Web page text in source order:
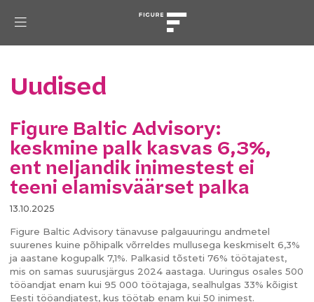
Uudised
Figure Baltic Advisory:
keskmine palk kasvas 6,3%,
ent neljandik inimestest ei
teeni elamisväärset palka
13.10.2025
Figure Baltic Advisory tänavuse palgauuringu andmetel
suurenes kuine põhipalk võrreldes mullusega keskmiselt 6,3%
ja aastane kogupalk 7,1%. Palkasid tõsteti 76% töötajatest,
mis on samas suurusjärgus 2024 aastaga. Uuringus osales 500
tööandjat enam kui 95 000 töötajaga, sealhulgas 33% kõigist
Eesti tööandjatest, kus töötab enam kui 50 inimest.